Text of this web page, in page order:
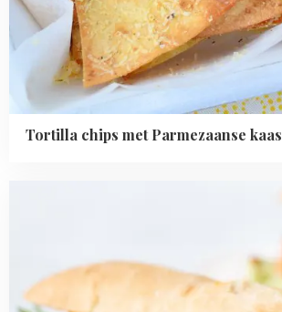
Tortilla chips met Parmezaanse kaas
pulled
chicken